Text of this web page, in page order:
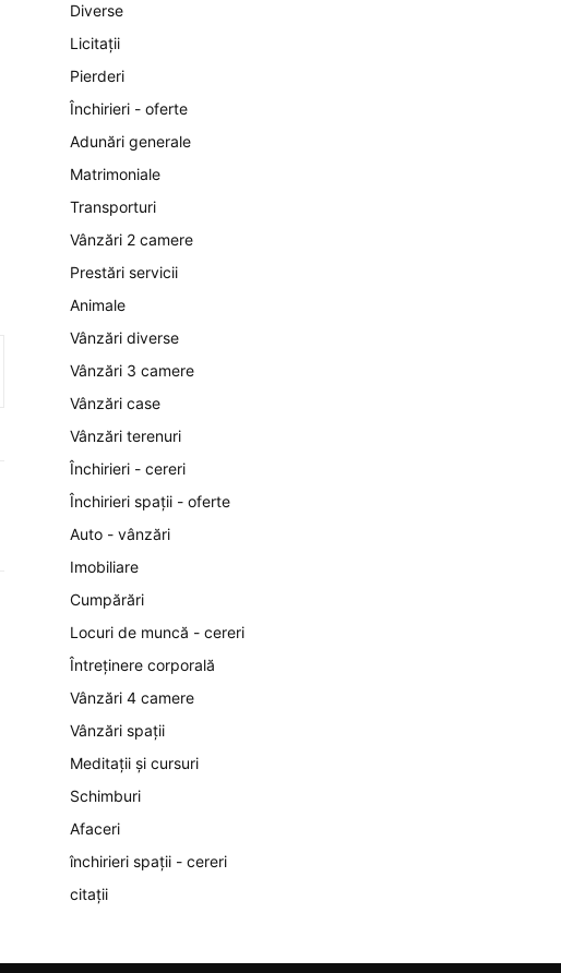
Diverse
Licitații
Pierderi
Închirieri - oferte
Adunări generale
Matrimoniale
Transporturi
Vânzări 2 camere
Prestări servicii
Animale
Vânzări diverse
Vânzări 3 camere
Vânzări case
Vânzări terenuri
Închirieri - cereri
Închirieri spații - oferte
Auto - vânzări
Imobiliare
Cumpărări
Locuri de muncă - cereri
Întreținere corporală
Vânzări 4 camere
Vânzări spații
Meditații și cursuri
Schimburi
Afaceri
închirieri spații - cereri
citații